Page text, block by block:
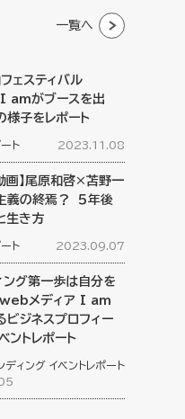
一覧へ
ェスティバル
amがブースを出
様子をレポート
ト 2023.11.08
動画】尾原和啓×苫野一
の終焉？ ５年後
生き方
ト 2023.09.07
ング第一歩は自分を
webメディア I am
ビジネスプロフィー
ントレポート
ディング イベントレポート